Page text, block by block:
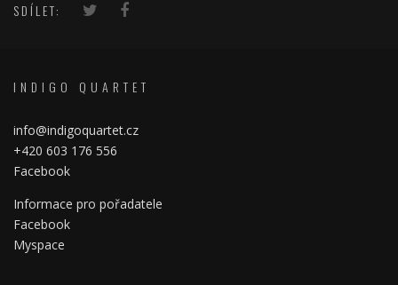
SDÍLET:
INDIGO QUARTET
info@indigoquartet.cz
+420 603 176 556
Facebook
Informace pro pořadatele
Facebook
Myspace